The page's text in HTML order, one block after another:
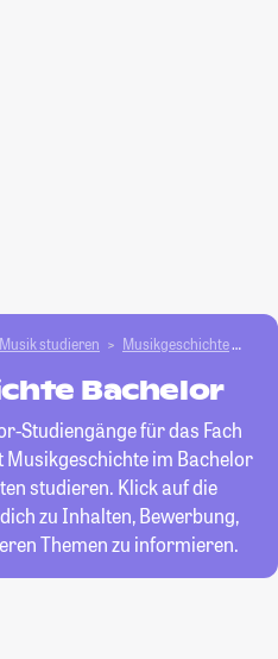
Musik studieren Musikgeschichte
Bachelor
Studiengänge für das Fach
Musikgeschichte im Bachelor
studieren. Klick auf die
zu Inhalten, Bewerbung,
Themen zu informieren.